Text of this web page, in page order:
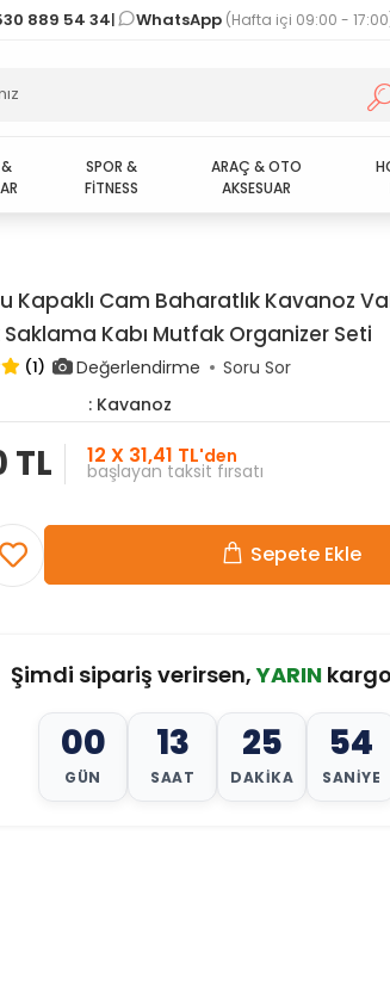
889 54 34| WhatsApp (Hafta içi 09:00 -
SPOR &
FİTNESS
ARAÇ & OTO
AKSESUAR
Kapaklı Cam Baharatlık Kavanoz
Saklama Kabı Mutfak Organizer Seti
(1) Değerlendirme
Soru Sor
: Kavanoz
TL 12 X 31,41 TL'den
başlayan taksit fırsatı
Sepete Ekle
Şimdi sipariş verirsen,YARIN
00
GÜN
13
SAAT
25
DAKIKA
52
SANIYE